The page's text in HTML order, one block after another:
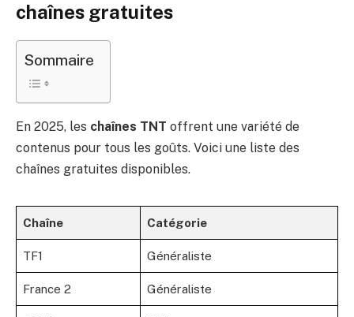
chaînes gratuites
Sommaire
En 2025, les chaînes TNT offrent une variété de
contenus pour tous les goûts. Voici une liste des
chaînes gratuites disponibles.
Chaîne Catégorie
TF1 Généraliste
France 2 Généraliste